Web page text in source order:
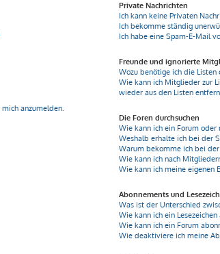
anzumelden.
Private Nachrichten
Ich kann keine Privaten
Ich bekomme ständig
Ich habe eine Spam-E-Mail
Freunde und ignorierte
Wozu benötige ich die
Wie kann ich Mitglieder zur
wieder aus den Listen
Die Foren durchsuchen
Wie kann ich ein Forum oder
Weshalb erhalte ich bei der
Warum bekomme ich bei
Wie kann ich nach
Wie kann ich meine eigenen
Abonnements und
Was ist der Unterschied
Wie kann ich ein
Wie kann ich ein Forum
Wie deaktiviere ich meine